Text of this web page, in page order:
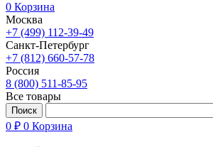
0 Корзина
Москва
+7 (499) 112-39-49
Санкт-Петербург
+7 (812) 660-57-78
Россия
8 (800) 511-85-95
Все товары
0 ₽ 0 Корзина